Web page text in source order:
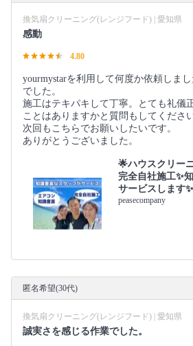
換気扇クリーニング(レンジフード) | 愛知県
感動
4.80
yourmystarを利用して何度か依頼しま
でした。
施工はテキパキして丁寧。とても礼儀
ことはありますかと質問もしてくださ
次回もこちらでお願いしたいです。
ありがとうございました。
🌟ハウスクリー
完全自社施工✨
サービスします✨
peasecompany
匿名希望(30代)
換気扇クリーニング(レンジフード) | 愛知県
誠実さを感じる作業でした。